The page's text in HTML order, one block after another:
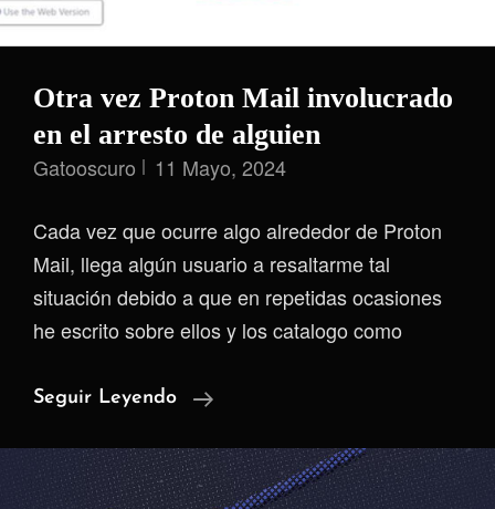
Otra vez Proton Mail involucrado
en el arresto de alguien
Gatooscuro 11 Mayo, 2024
Cada vez que ocurre algo alrededor de Proton
Mail, llega algún usuario a resaltarme tal
situación debido a que en repetidas ocasiones
he escrito sobre ellos y los catalogo como
Seguir Leyendo
Otra
Proton
Mail